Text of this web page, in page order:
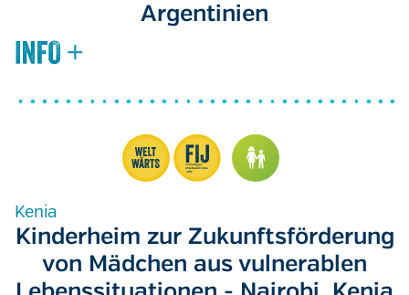
Argentinien
Kenia
Kinderheim zur Zukunftsförderung
von Mädchen aus vulnerablen